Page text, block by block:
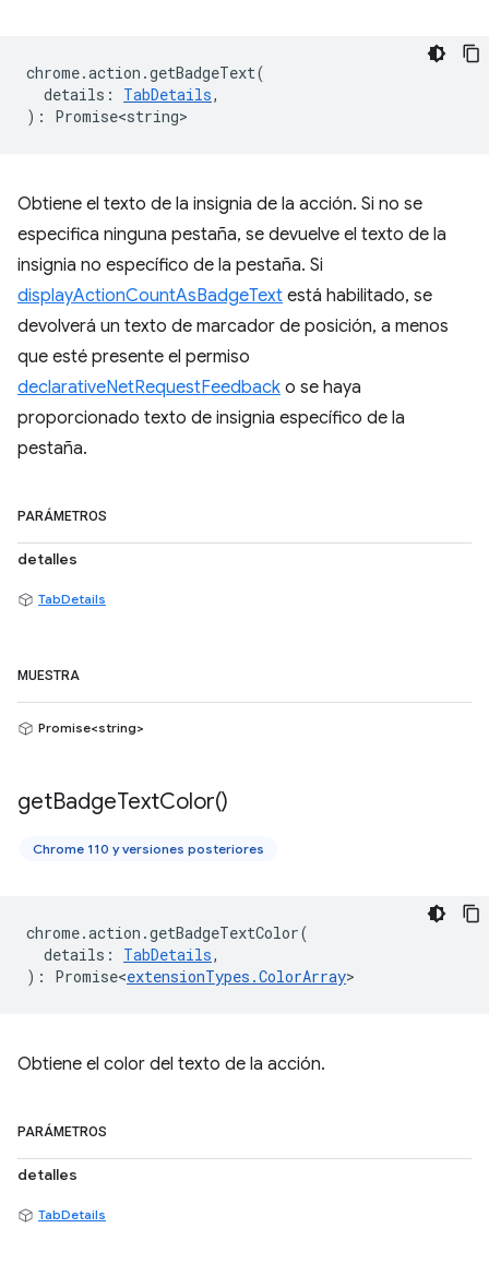
chrome.action .getBadgeText(
details : TabDetails,
) : Promise<string>
Obtiene el texto de la insignia de la acción. Si no se
especifica ninguna pestaña, se devuelve el texto de la
insignia no específico de la pestaña. Si
displayActionCountAsBadgeText está habilitado, se
devolverá un texto de marcador de posición, a menos
que esté presente el permiso
declarativeNetRequestFeedback o se haya
proporcionado texto de insignia específico de la
pestaña.
PARÁMETROS
detalles
TabDetails
MUESTRA
Promise<string>
getBadgeTextColor()
Chrome 110 y versiones posteriores
chrome.action .getBadgeTextColor(
details : TabDetails,
) : Promise<extensionTypes .ColorArray>
Obtiene el color del texto de la acción.
PARÁMETROS
detalles
TabDetails